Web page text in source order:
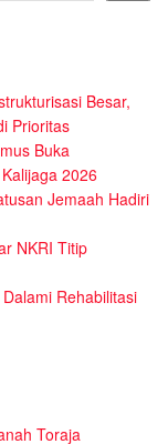
Besar,
Prioritas
Buka
2026
Jemaah Hadiri
NKRI Titip
Rehabilitasi
Toraja